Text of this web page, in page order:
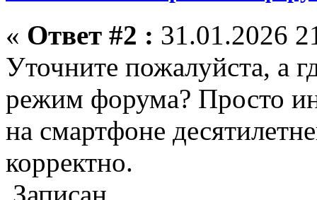
« Ответ #2 : 31.01.2026
Уточните пожалуйста, а
режим форума? Просто
на смартфоне
корректно.
Записан